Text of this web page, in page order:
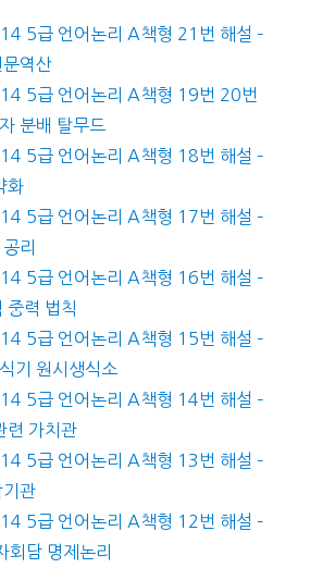
5급 언어논리 A책형 21번 해설 –
문역산
5급 언어논리 A책형 19번 20번
분배 탈무드
5급 언어논리 A책형 18번 해설 –
화
5급 언어논리 A책형 17번 해설 –
리
5급 언어논리 A책형 16번 해설 –
중력 법칙
5급 언어논리 A책형 15번 해설 –
기 원시생식소
5급 언어논리 A책형 14번 해설 –
련 가치관
5급 언어논리 A책형 13번 해설 –
관
5급 언어논리 A책형 12번 해설 –
회담 명제논리